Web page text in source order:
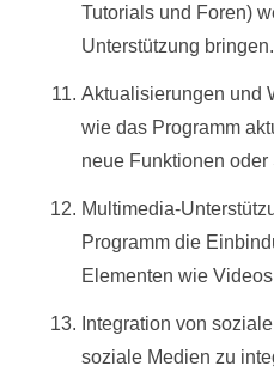
Tutorials und Foren)
Unterstützung bringen.
Aktualisierungen und
wie das Programm
neue Funktionen
Multimedia-
Programm die
Elementen wie
Integration von
soziale Medien zu